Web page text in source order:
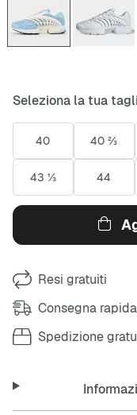
Seleziona la tua
40 40 ⅔
43 ⅓ 44
Resi gratuiti
Consegna
Spedizione